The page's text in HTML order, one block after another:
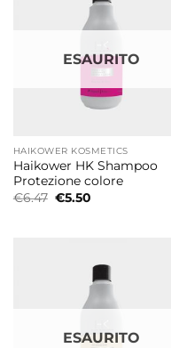
ESAURITO
HAIKOWER KOSMETICS
Haikower HK Shampoo
Protezione colore
€6.47 Il
€5.50Il
ESAURITO